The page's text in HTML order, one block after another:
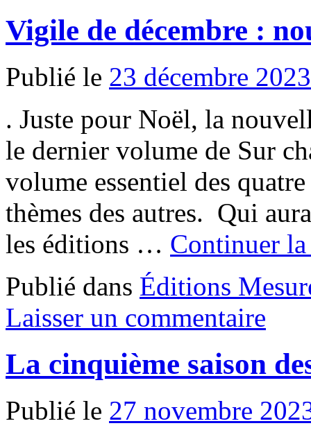
Vigile de décembre :
Publié le 23 décembre 2023
. Juste pour Noël, la
le dernier volume de Sur
volume essentiel des
thèmes des autres. Qui
les éditions … Continuer
Publié dans Éditions
Laisser un commentaire
La cinquième saison
Publié le 27 novembre